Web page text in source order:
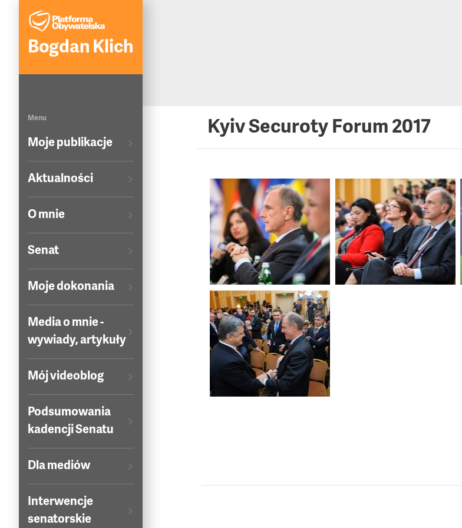
Bogdan Klich
Menu
Moje publikacje
Aktualności
O mnie
Senat
Moje dokonania
Media o mnie -
wywiady, artykuły
Mój videoblog
Podsumowania
kadencji Senatu
Dla mediów
Interwencje
senatorskie
Kyiv Securoty Forum 2017